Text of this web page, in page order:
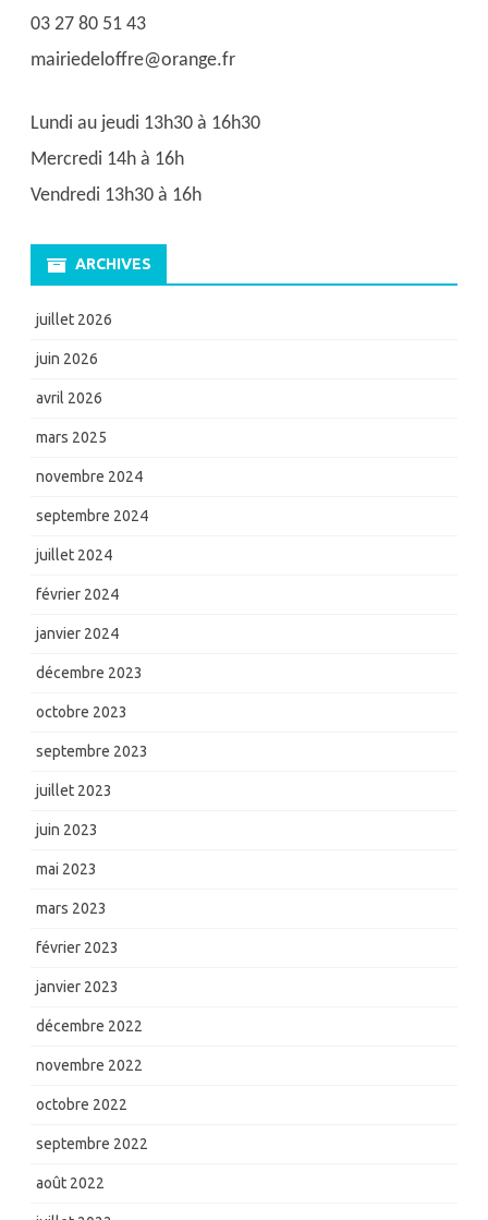
03 27 80 51 43
mairiedeloffre@orange.fr
Lundi au jeudi 13h30 à 16h30
Mercredi 14h à 16h
Vendredi 13h30 à 16h
ARCHIVES
juillet 2026
juin 2026
avril 2026
mars 2025
novembre 2024
septembre 2024
juillet 2024
février 2024
janvier 2024
décembre 2023
octobre 2023
septembre 2023
juillet 2023
juin 2023
mai 2023
mars 2023
février 2023
janvier 2023
décembre 2022
novembre 2022
octobre 2022
septembre 2022
août 2022